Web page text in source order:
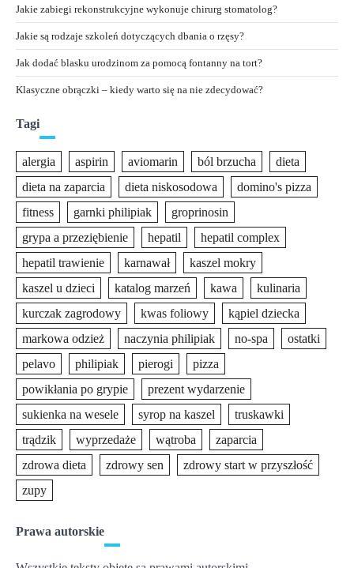
Jakie zabiegi rekonstrukcyjne wykonuje chirurg stomatolog?
Jakie są rodzaje szkoleń dotyczących dbania o rzęsy?
Jak dodać blasku urodzinom za pomocą fontanny na tort?
Klasyczne obrączki – kiedy warto się na nie zdecydować?
Tagi
alergia aspirin aviomarin ból brzucha
dieta
dieta na zaparcia
dieta niskosodowa
domino's pizza
fitness
garnki philipiak
groprinosin
grypa a przeziębienie
hepatil
hepatil complex
hepatil trawienie
karnawał
kaszel mokry
kaszel u dzieci
katalog marzeń kawa
kulinaria
kurczak zagrodowy
kwas foliowy
kąpiel dziecka
markowa odzież
naczynia philipiak no-spa
ostatki
pelavo
philipiak pierogi
pizza
powikłania po grypie
prezent wydarzenie
sukienka na wesele
syrop na kaszel
truskawki
trądzik
wyprzedaże wątroba
zaparcia
zdrowa dieta
zdrowy sen
zdrowy start w przyszłość
zupy
Prawa autorskie